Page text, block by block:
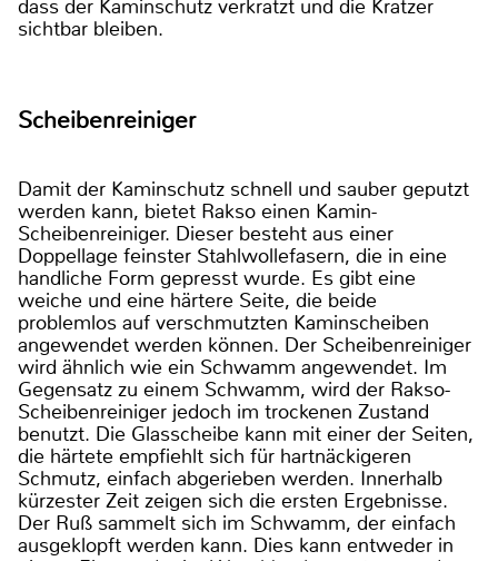
dass der Kaminschutz verkratzt und die Kratzer
sichtbar bleiben.
Scheibenreiniger
Damit der Kaminschutz schnell und sauber geputzt
werden kann, bietet Rakso einen Kamin-
Scheibenreiniger. Dieser besteht aus einer
Doppellage feinster Stahlwollefasern, die in eine
handliche Form gepresst wurde. Es gibt eine
weiche und eine härtere Seite, die beide
problemlos auf verschmutzten Kaminscheiben
angewendet werden können. Der Scheibenreiniger
wird ähnlich wie ein Schwamm angewendet. Im
Gegensatz zu einem Schwamm, wird der Rakso-
Scheibenreiniger jedoch im trockenen Zustand
benutzt. Die Glasscheibe kann mit einer der Seiten,
die härtete empfiehlt sich für hartnäckigeren
Schmutz, einfach abgerieben werden. Innerhalb
kürzester Zeit zeigen sich die ersten Ergebnisse.
Der Ruß sammelt sich im Schwamm, der einfach
ausgeklopft werden kann. Dies kann entweder in